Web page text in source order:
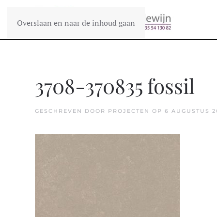
Overslaan en naar de inhoud gaan
3708-370835 fossil
GESCHREVEN DOOR PROJECTEN OP 6 AUGUSTUS